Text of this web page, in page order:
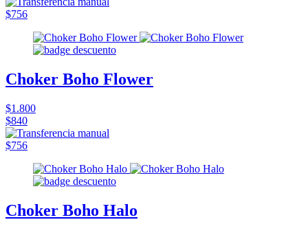
$756
Choker Boho Flower
$1.800
$840
$756
Choker Boho Halo